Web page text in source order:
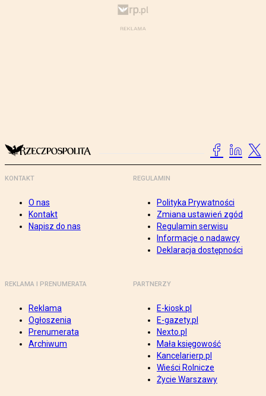
KONTAKT
O nas
Kontakt
Napisz do nas
REGULAMIN
Polityka Prywatności
Zmiana ustawień zgód
Regulamin serwisu
Informacje o nadawcy
Deklaracja dostępności
REKLAMA I PRENUMERATA
Reklama
Ogłoszenia
Prenumerata
Archiwum
PARTNERZY
E-kiosk.pl
E-gazety.pl
Nexto.pl
Mała księgowość
Kancelarierp.pl
Wieści Rolnicze
Życie Warszawy